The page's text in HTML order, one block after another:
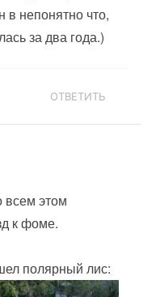
в непонятно что,
за два года.)
ОТВЕТИТЬ
всем этом
к фоме.
полярный лис: